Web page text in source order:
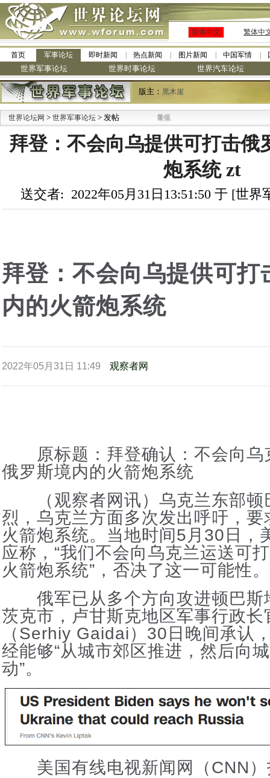
简体中文 繁体中
首页 军事论坛 即时新闻 热点新闻 图片新闻 中国军情
世界军事论坛 世界时事论坛 世界汽车论坛
版主： 黑木崖
世界论坛网 > 世界军事论坛 > 发帖
拜登：不会向乌提供可打击俄
炮系统 zt
送交者: 2022年05月31日13:51:50 于 [世
拜登：不会向乌提供可打
内的火箭炮系统
2022年05月31日 11:49 观察者网
原标题：拜登确认：不会向乌
俄罗斯境内的火箭炮系统
（观察者网讯）乌克兰东部顿
烈，乌克兰方面多次发出呼吁，
火箭炮系统。当地时间5月30日，
应称，“我们不会向乌克兰运送可
火箭炮系统”，否决了这一可能性。
俄军已从多个方向攻进顿巴斯
茨克市，卢甘斯克地区军事行政长
（Serhiy Gaidai）30日晚间承认
经能够“从城市郊区推进，然后向
动”。
美国有线电视新闻网（CNN）